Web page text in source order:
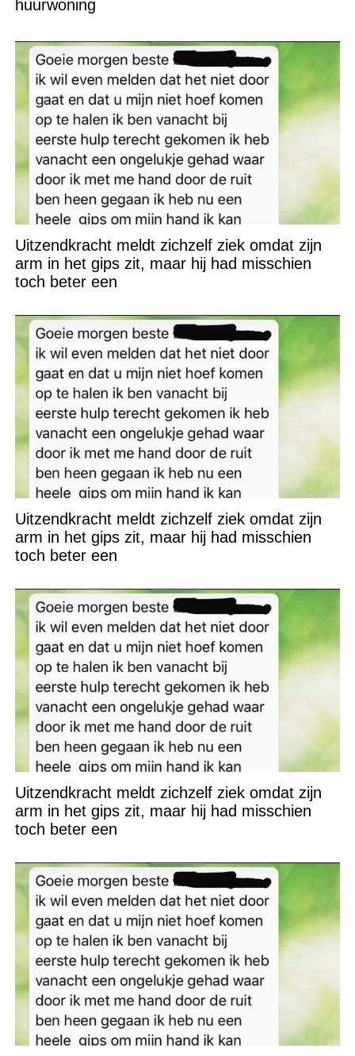
huurwoning
Uitzendkracht meldt zichzelf ziek omdat zijn
arm in het gips zit, maar hij had misschien
toch beter een
Uitzendkracht meldt zichzelf ziek omdat zijn
arm in het gips zit, maar hij had misschien
toch beter een
Uitzendkracht meldt zichzelf ziek omdat zijn
arm in het gips zit, maar hij had misschien
toch beter een